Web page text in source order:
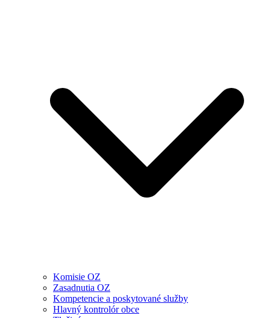
Komisie OZ
Zasadnutia OZ
Kompetencie a poskytované služby
Hlavný kontrolór obce